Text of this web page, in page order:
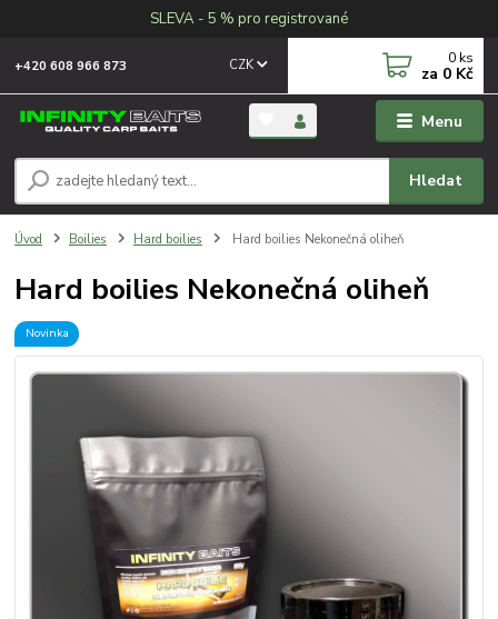
SLEVA - 5 % pro registrované
Menu
CZK
Hledat
+420 608 966 873 0 ks
za 0 Kč
Úvod Boilies Hard boilies Hard boilies Nekonečná oliheň
Hard boilies Nekonečná oliheň
Novinka